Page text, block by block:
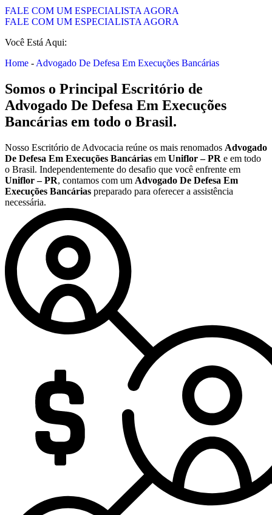
FALE COM UM ESPECIALISTA AGORA
FALE COM UM ESPECIALISTA AGORA
Você Está Aqui:
Home - Advogado De Defesa Em Execuções Bancárias
Somos o Principal Escritório de
Advogado De Defesa Em Execuções
Bancárias em todo o Brasil.
Nosso Escritório de Advocacia reúne os mais renomados Advogado
De Defesa Em Execuções Bancárias em Uniflor – PR e em todo
o Brasil. Independentemente do desafio que você enfrente em
Uniflor – PR, contamos com um Advogado De Defesa Em
Execuções Bancárias preparado para oferecer a assistência
necessária.